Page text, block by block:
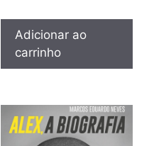
Adicionar ao
carrinho